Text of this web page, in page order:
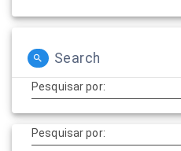
Search
Pesquisar por:
Pesquisar por: